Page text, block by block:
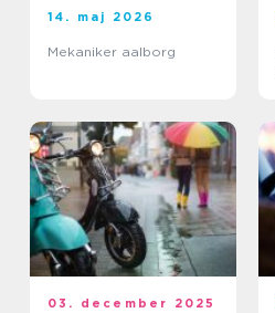
14. maj 2026
Mekaniker aalborg
03. december 2025